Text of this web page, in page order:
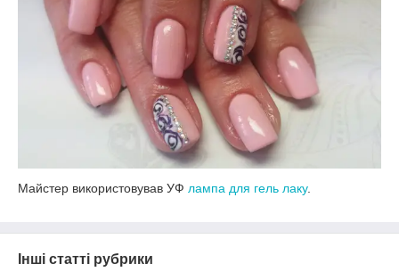
Майстер використовував УФ лампа для гель лаку.
Інші статті рубрики